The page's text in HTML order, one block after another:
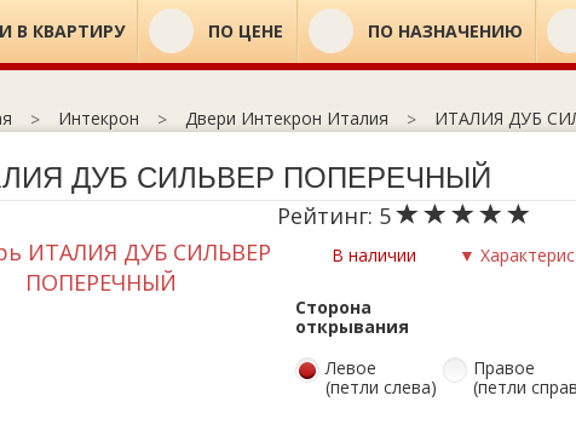
В КВАРТИРУ ПО ЦЕНЕ ПО НАЗНАЧЕНИЮ
Интекрон Двери Интекрон Италия ИТАЛИЯ ДУБ
ДУБ СИЛЬВЕР ПОПЕРЕЧНЫЙ
Рейтинг: 5
В наличии ▼
Сторона
открывания
Левое
(петли слева)
Правое
(петли